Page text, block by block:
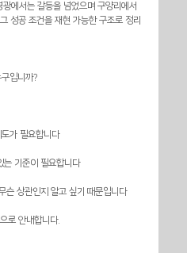
에서는 갈등을 넘었으며 구양리에서
성공 조건을 재현 가능한 구조로 정리
입니까?
가 필요합니다
는 기준이 필요합니다
슨 상관인지 알고 싶기 때문입니다
로 안내합니다.